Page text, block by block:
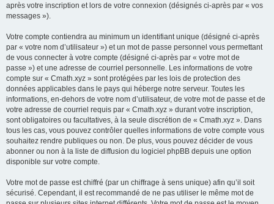
après votre inscription et lors de votre connexion (désignés ci-après par « vos
messages »).
Votre compte contiendra au minimum un identifiant unique (désigné ci-après
par « votre nom d’utilisateur ») et un mot de passe personnel vous permettant
de vous connecter à votre compte (désigné ci-après par « votre mot de
passe ») et une adresse de courriel personnelle. Les informations de votre
compte sur « Cmath.xyz » sont protégées par les lois de protection des
données applicables dans le pays qui héberge notre serveur. Toutes les
informations, en-dehors de votre nom d’utilisateur, de votre mot de passe et de
votre adresse de courriel requis par « Cmath.xyz » durant votre inscription,
sont obligatoires ou facultatives, à la seule discrétion de « Cmath.xyz ». Dans
tous les cas, vous pouvez contrôler quelles informations de votre compte vous
souhaitez rendre publiques ou non. De plus, vous pouvez décider de vous
abonner ou non à la liste de diffusion du logiciel phpBB depuis une option
disponible sur votre compte.
Votre mot de passe est chiffré (par un chiffrage à sens unique) afin qu’il soit
sécurisé. Cependant, il est recommandé de ne pas utiliser le même mot de